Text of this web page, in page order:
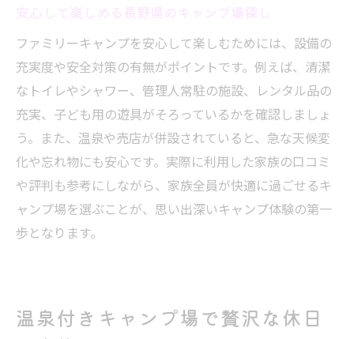
長野 キャンプ場 絶景スポットの選び方ガイ
ド
絶景を楽しむキャンプ場探しのポイント解
説
家族で感動体験！長野県の絶景キャンプ場
キャンプと絶景の両方を満喫するには
口コミで選ぶ長野絶景キャンプ場の魅力
四季の絶景とキャンプ体験を組み合わせる
長野県 キャンプ場 安い＆快適な選び方
コスパ重視で楽しむファミリーキャンプ
ファミリーキャンプを安心して楽しむためには、設備の
充実度や安全対策の有無がポイントです。例えば、清潔
なトイレやシャワー、管理人常駐の施設、レンタル品の
充実、子ども用の遊具がそろっているかを確認しましょ
う。また、温泉や売店が併設されていると、急な天候変
化や忘れ物にも安心です。実際に利用した家族の口コミ
や評判も参考にしながら、家族全員が快適に過ごせるキ
ャンプ場を選ぶことが、思い出深いキャンプ体験の第一
歩となります。
温泉付きキャンプ場で贅沢な休日